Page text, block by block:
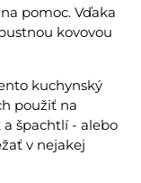
pomoc. Vďaka
kovovou
kuchynský
použiť na
a špachtlí - alebo
v nejakej